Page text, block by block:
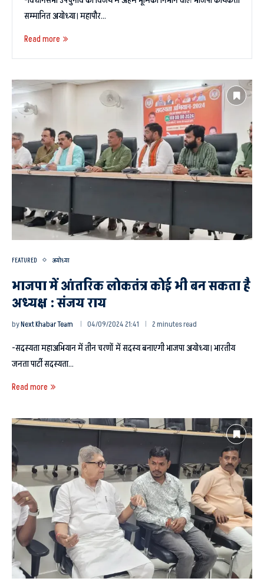
सम्मानित अयोध्या। महापौर…
Read more
FEATURED अयोध्या
भाजपा में आंतरिक लोकतंत्र कोई भी बन सकता है
अध्यक्ष : संजय राय
byNext Khabar Team 04/09/2024 21:41 2 minutes read
-सदस्यता महाअभियान में तीन चरणों में सदस्य बनाएगी भाजपा अयोध्या। भारतीय
जनता पार्टी सदस्यता…
Read more